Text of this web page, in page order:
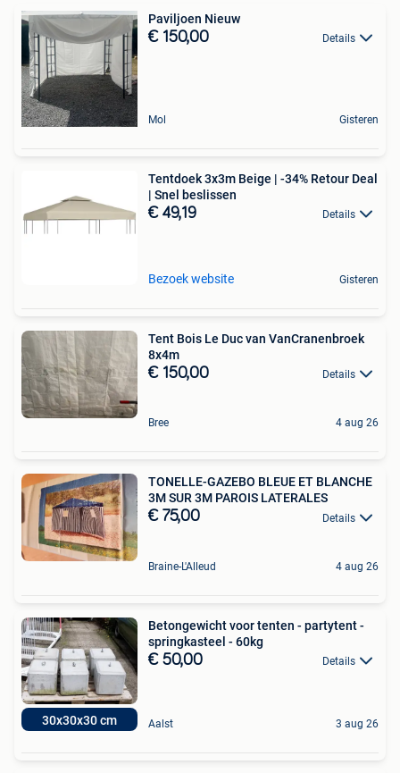
Paviljoen Nieuw
€ 150,00 Details
Mol Gisteren
Tentdoek 3x3m Beige | -34% Retour Deal
| Snel beslissen
€ 49,19 Details
Bezoek website Gisteren
Tent Bois Le Duc van VanCranenbroek
8x4m
€ 150,00 Details
Bree 4 aug 26
TONELLE-GAZEBO BLEUE ET BLANCHE
3M SUR 3M PAROIS LATERALES
€ 75,00 Details
Braine-L'Alleud 4 aug 26
30x30x30 cm
Betongewicht voor tenten - partytent -
springkasteel - 60kg
€ 50,00 Details
Aalst 3 aug 26